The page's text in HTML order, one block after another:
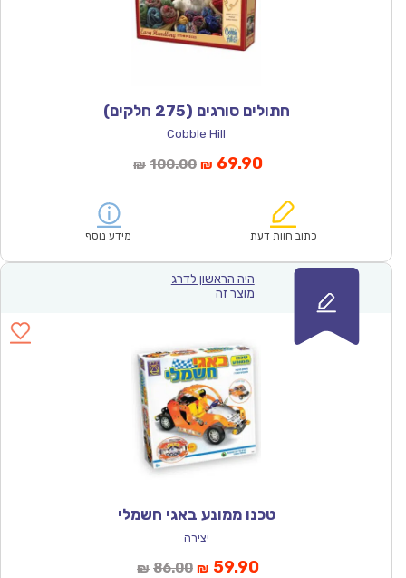
חתולים סורגים (275 חלקים)
Cobble Hill
₪ 100.00המחיר
₪100.00.
₪ 69.90המחיר
הוא:
כתוב חוות דעת מידע נוסף
היה הראשון לדרג
מוצר זה
טכנו ממונע באגי חשמלי
יצירה
₪ 86.00המחיר
₪ 59.90המחיר